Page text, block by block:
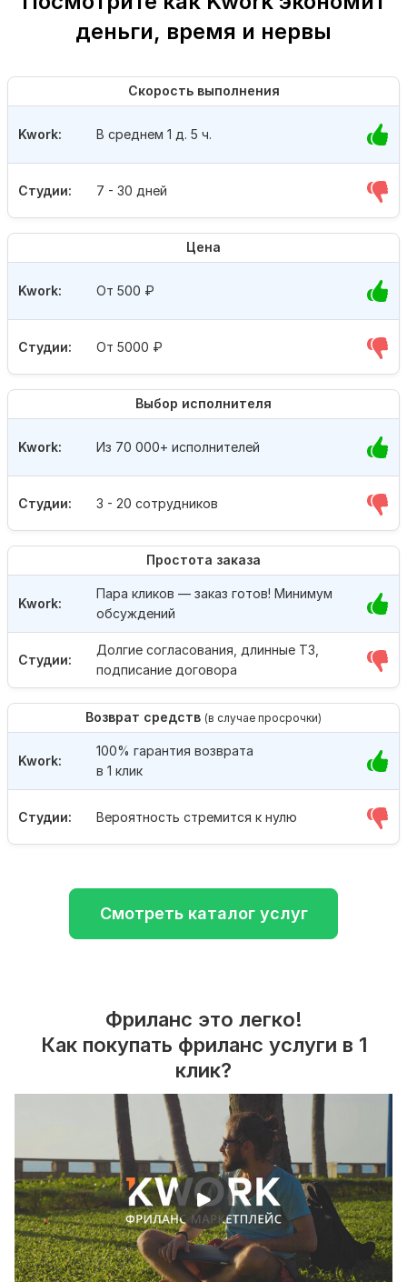
деньги, время и нервы
Скорость выполнения
Студии: 7 - 30 дней
Kwork: В среднем 1 д. 5 ч.
Цена
Студии: От 5000 ₽
Kwork: От 500 ₽
Выбор исполнителя
Студии: 3 - 20 сотрудников
Kwork: Из 70 000+ исполнителей
Простота заказа
Студии:
Долгие согласования, длинные ТЗ,
подписание договора
Kwork:
Пара кликов — заказ готов! Минимум
обсуждений
Возврат средств (в случае просрочки)
Студии: Вероятность стремится к нулю
Kwork:
100% гарантия возврата
в 1 клик
Смотреть каталог услуг
Фриланс это легко!
Как покупать фриланс услуги в 1
клик?